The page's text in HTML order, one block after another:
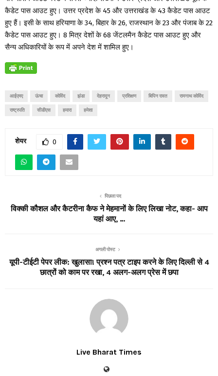
कैडेट पास आउट हुए। उत्तर प्रदेश के 45 और उत्तराखंड के 43 कैडेट पास आउट
हुए हैं। इसी के साथ हरियाणा के 34, बिहार के 26, राजस्थान के 23 और पंजाब के 22
कैडेट पास आउट हुए। 8 मित्र देशों के 68 जेंटलमैन कैडेट पास आउट हुए और
सैन्य अधिकारियों के रूप में अपने देश में शामिल हुए।
आईएमए ऊंचा कोविंद झंडा देहरादून प्रशिक्षण बिपिन रावत रामनाथ कोविंद
राष्ट्रपति सीडीएस हमारा हमेशा
शेयर 0
पिछला पद
विक्की कौशल और कैटरीना कैफ ने मेहमानों के लिए लिखा नोट, कहा- आप
यहां आए, …
अगली पोस्ट
यूपी-टीईटी पेपर लीक: खुलासा! प्रश्न पत्र टाइप करने के लिए दिल्ली से 4
छात्रों को काम पर रखा, 4 अलग-अलग प्रेस में छपा
Live Bharat Times